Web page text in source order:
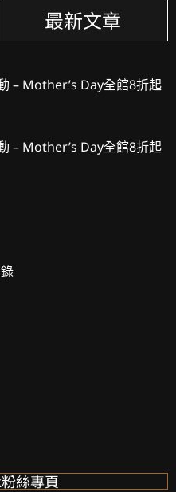
最新文章
– Mother’s Day全館8折起
– Mother’s Day全館8折起
絲專頁